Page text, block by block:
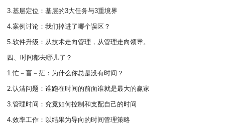
3.基层定位：基层的3大任务与3重境界
4.案例讨论：我们掉进了哪个误区？
5.软件升级：从技术走向管理，从管理走向领导。
四、时间都去哪儿了？
1.忙－盲－茫：为什么你总是没有时间？
2.认清问题：谁跑在时间的前面谁就是最大的赢家
3.管理时间：究竟如何控制和支配自己的时间
4.效率工作：以结果为导向的时间管理策略